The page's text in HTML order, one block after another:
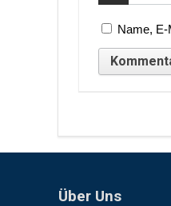
Name,
Über Uns